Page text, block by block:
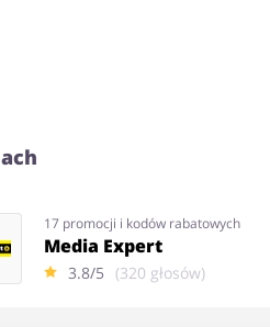
17 promocji i kodów rabatowych
Media Expert
3.8/5 (320 głosów)